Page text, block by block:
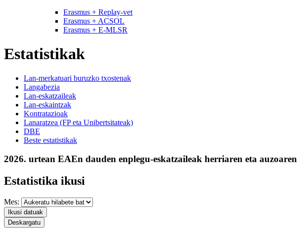
Erasmus + Replay-vet
Erasmus + ACSOL
Erasmus + E-MLSR
Estatistikak
Lan-merkatuari buruzko txostenak
Langabezia
Lan-eskatzaileak
Lan-eskaintzak
Kontratazioak
Lanaratzea (FP eta Unibertsitateak)
DBE
Beste estatistikak
2026. urtean EAEn dauden enplegu-eskatzaileak herriaren eta
Estatistika ikusi
Mes:
Ikusi datuak
Deskargatu